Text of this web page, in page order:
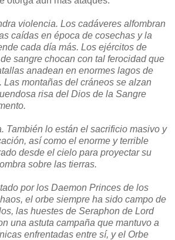
violencia. Los cadáveres alfombran
caídas en época de cosechas y la
cada día más. Los ejércitos de
sangre chocan con tal ferocidad que
anadean en enormes lagos de
Las montañas del cráneos se alzan
risa del Dios de la Sangre
También lo están el sacrificio masivo y
así como el enorme y terrible
desde el cielo para proyectar su
sobre las tierras.
por los Daemon Princes de los
el orbe siempre ha sido campo de
las huestes de Seraphon de Lord
una astuta campaña que mantuvo a
enfrentadas entre sí, y el Orbe